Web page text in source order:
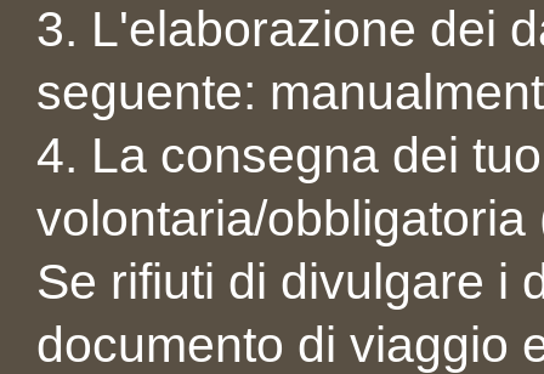
3. L'elaborazione dei
seguente:
4. La consegna dei
volontaria/
Se rifiuti di divulgare i
documento di viaggio